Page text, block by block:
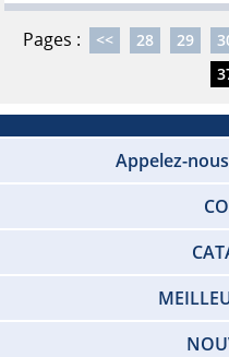
Pages : << 28 29
Appelez-